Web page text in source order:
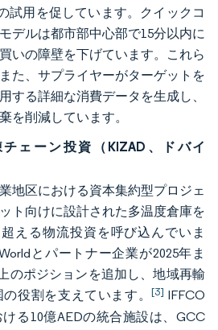
試用を促しています。クイックコ
デルは都市部中心部で15分以内に
いの障壁を下げています。これら
た、サプライヤーがターゲットを
する詳細な消費データを生成し、
を削減しています。
ェーン投資（KIZAD、ドバイ
地区における資本集約型プロジェ
ト向けに設計された多温度倉庫を
える物流投資を呼び込んでいま
とパートナー企業が2025年ま
のポジションを追加し、地域再輸
役割を支えています。[3] IFFCO
る10億AEDの統合施設は、GCC